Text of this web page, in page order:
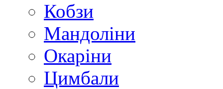
Кобзи
Мандоліни
Окаріни
Цимбали